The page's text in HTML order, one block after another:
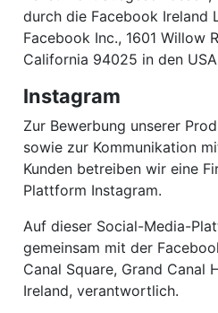
durch die Facebook Ireland
Facebook Inc., 1601 Willow
California 94025 in den
Instagram
Zur Bewerbung unserer
sowie zur Kommunikation
Kunden betreiben wir eine
Plattform Instagram.
Auf dieser Social-Media-
gemeinsam mit der
Canal Square, Grand Canal
Ireland, verantwortlich.